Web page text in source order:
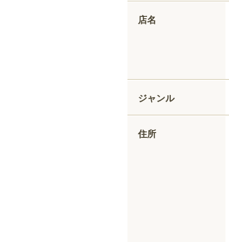
店名
ジャンル
住所